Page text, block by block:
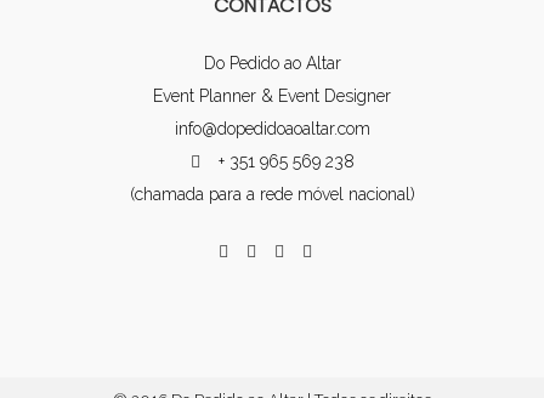
Do Pedido ao Altar
Event Planner & Event Designer
info@dopedidoaoaltar.com
+ 351 965 569 238
(chamada para a rede móvel nacional)